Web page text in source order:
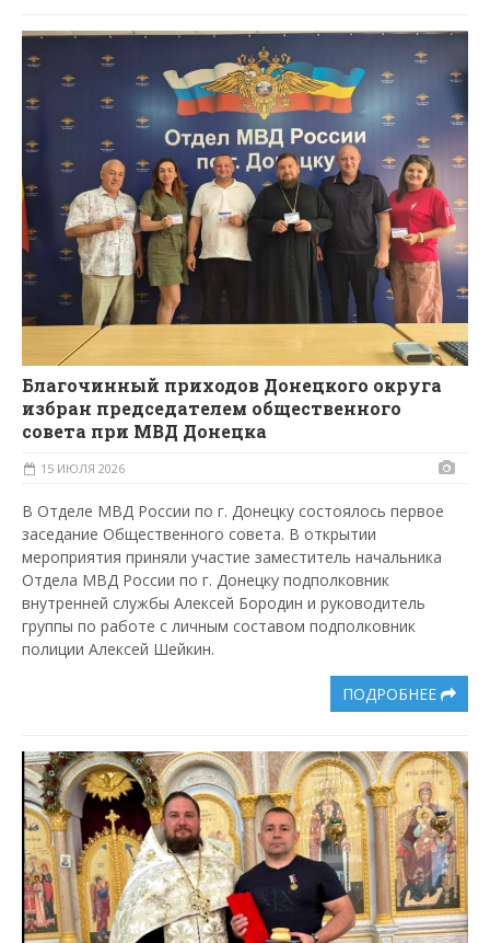
Благочинный приходов Донецкого округа
избран председателем общественного
совета при МВД Донецка
15 ИЮЛЯ 2026
В Отделе МВД России по г. Донецку состоялось первое
заседание Общественного совета. В открытии
мероприятия приняли участие заместитель начальника
Отдела МВД России по г. Донецку подполковник
внутренней службы Алексей Бородин и руководитель
группы по работе с личным составом подполковник
полиции Алексей Шейкин.
ПОДРОБНЕЕ